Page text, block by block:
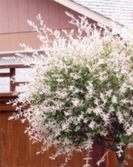
3 아이비
4 리갈
5 매발톱
6 시계초
7 백합
8 채송화
9 숙근